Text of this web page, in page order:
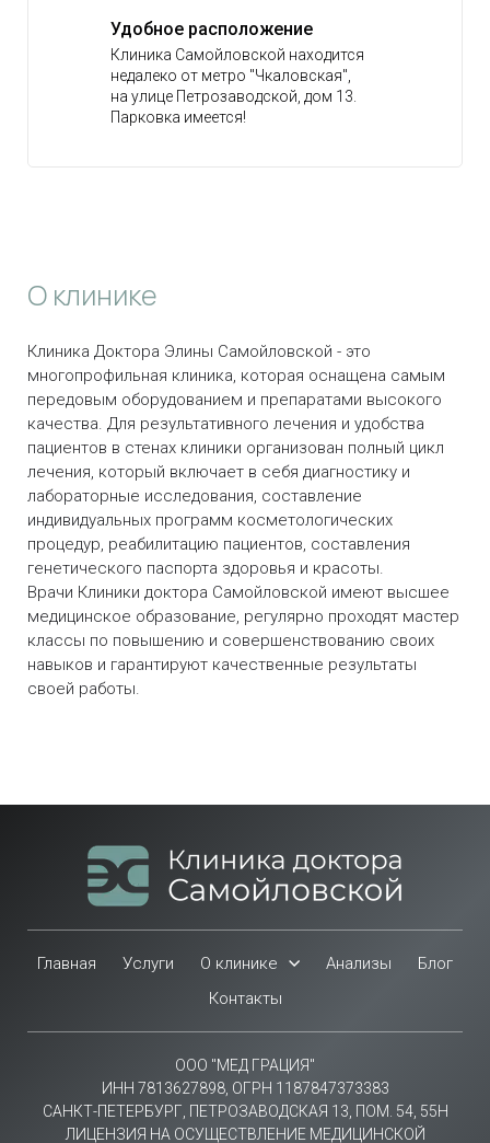
Удобное расположение
Клиника Самойловской находится
недалеко от метро "Чкаловская",
на улице Петрозаводской, дом 13.
Парковка имеется!
О клинике
Клиника Доктора Элины Самойловской - это
многопрофильная клиника, которая оснащена самым
передовым оборудованием и препаратами высокого
качества. Для результативного лечения и удобства
пациентов в стенах клиники организован полный цикл
лечения, который включает в себя диагностику и
лабораторные исследования, составление
индивидуальных программ косметологических
процедур, реабилитацию пациентов, составления
генетического паспорта здоровья и красоты.
Врачи Клиники доктора Самойловской имеют высшее
медицинское образование, регулярно проходят мастер
классы по повышению и совершенствованию своих
навыков и гарантируют качественные результаты
своей работы.
Главная Услуги О клинике Анализы
Блог
Контакты
ООО "МЕД ГРАЦИЯ"
ИНН 7813627898, ОГРН 1187847373383
САНКТ-ПЕТЕРБУРГ, ПЕТРОЗАВОДСКАЯ 13, ПОМ. 54, 55Н
ЛИЦЕНЗИЯ НА ОСУЩЕСТВЛЕНИЕ МЕДИЦИНСКОЙ